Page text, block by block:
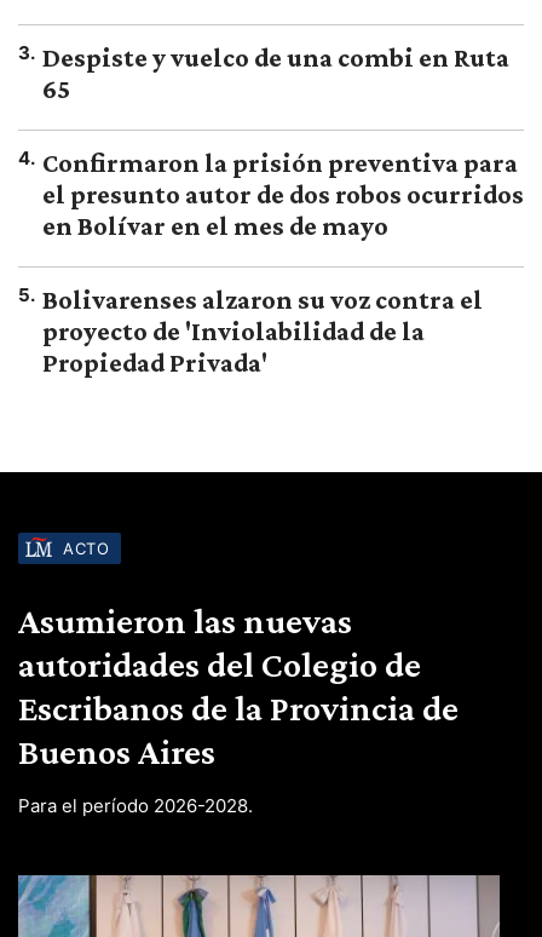
3. Despiste y vuelco de una combi en Ruta
65
4. Confirmaron la prisión preventiva para
el presunto autor de dos robos ocurridos
en Bolívar en el mes de mayo
5. Bolivarenses alzaron su voz contra el
proyecto de 'Inviolabilidad de la
Propiedad Privada'
ACTO
Asumieron las nuevas
autoridades del Colegio de
Escribanos de la Provincia de
Buenos Aires
Para el período 2026-2028.